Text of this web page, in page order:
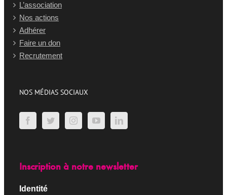
L’association
Nos actions
Adhérer
Faire un don
Recrutement
NOS MÉDIAS SOCIAUX
Inscription à notre newsletter
Identité